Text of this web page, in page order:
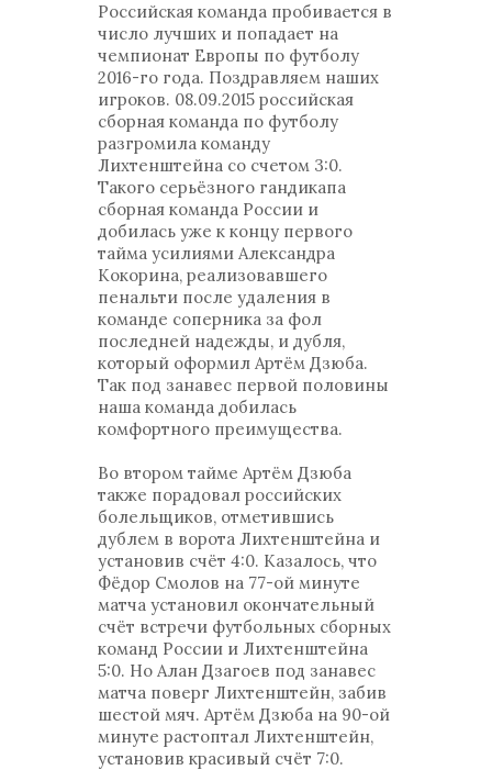
Российская команда пробивается в
число лучших и попадает на
чемпионат Европы по футболу
2016-го года. Поздравляем наших
игроков. 08.09.2015 российская
сборная команда по футболу
разгромила команду
Лихтенштейна со счетом 3:0.
Такого серьёзного гандикапа
сборная команда России и
добилась уже к концу первого
тайма усилиями Александра
Кокорина, реализовавшего
пенальти после удаления в
команде соперника за фол
последней надежды, и дубля,
который оформил Артём Дзюба.
Так под занавес первой половины
наша команда добилась
комфортного преимущества.
Во втором тайме Артём Дзюба
также порадовал российских
болельщиков, отметившись
дублем в ворота Лихтенштейна и
установив счёт 4:0. Казалось, что
Фёдор Смолов на 77-ой минуте
матча установил окончательный
счёт встречи футбольных сборных
команд России и Лихтенштейна
5:0. Но Алан Дзагоев под занавес
матча поверг Лихтенштейн, забив
шестой мяч. Артём Дзюба на 90-ой
минуте растоптал Лихтенштейн,
установив красивый счёт 7:0.